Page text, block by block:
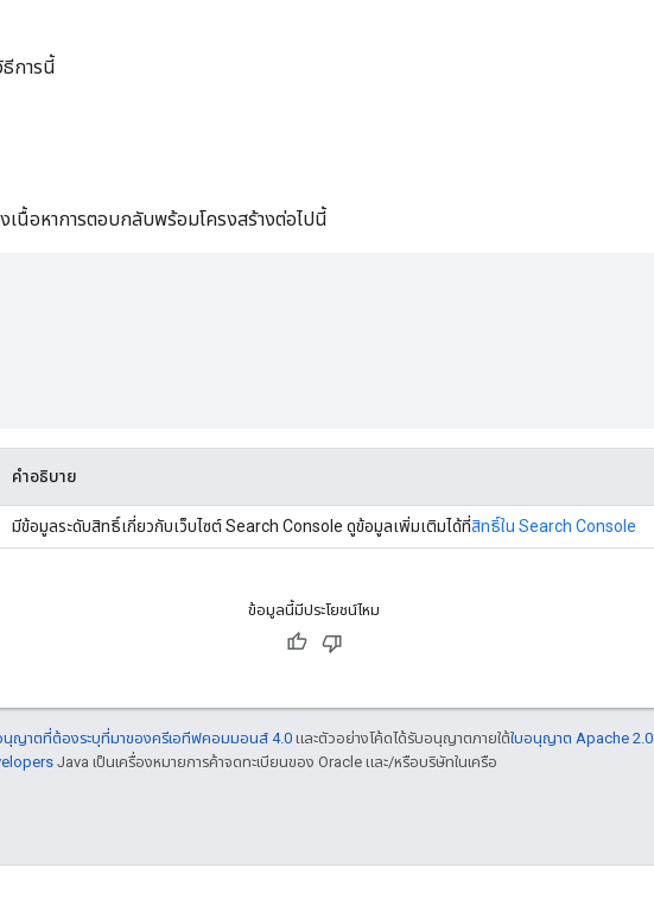
ธีการนี้
งเนื้อหาการตอบกลับพร้อมโครงสร้างต่อไปนี้
คำอธิบาย
มีข้อมูลระดับสิทธิ์เกี่ยวกับเว็บไซต์ Search Console ดูข้อมูลเพิ่มเติมได้ที่สิทธิ์ใน Search Console
ข้อมูลนี้มีประโยชน์ไหม
นุญาตที่ต้องระบุที่มาของครีเอทีฟคอมมอนส์ 4.0และตัวอย่างโค้ดได้รับอนุญาตภายใต้ใบอนุญาต Apache 2.0
Java เป็นเครื่องหมายการค้าจดทะเบียนของ Oracle และ/หรือบริษัทในเครือ